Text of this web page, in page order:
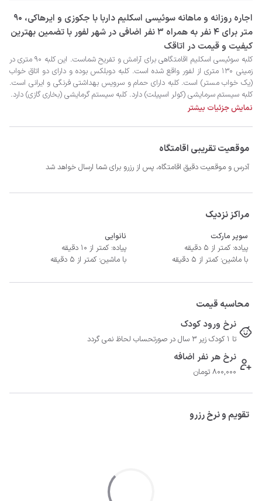
‫‫اجاره روزانه و ماهانه سوئیسی اسکلیم داربا با جکوزی و ایرهاکی، 90
متر برای 4 نفر به همراه 3 نفر اضافی در شهر لفور با تضمین بهترین
کیفیت و قیمت در اتاقک
- پارکینگ برای 1 خودرو در محوطه
نمایش جزئیات بیشتر
موقعیت تقریبی اقامتگاه
آدرس و موقعیت دقیق اقامتگاه، پس از رزرو برای شما ارسال خواهد شد
مراکز نزدیک
سوپر مارکت
پیاده: کمتر از 5 دقیقه
با ماشین: کمتر از 5 دقیقه
نانوایی
پیاده: کمتر از 10 دقیقه
با ماشین: کمتر از 5 دقیقه
محاسبه قیمت
نرخ ورود کودک
تا 1 کودک زیر 3 سال در صورتحساب لحاظ نمی گردد
نرخ هر نفر اضافه
800,000 تومان
تقویم و نرخ رزرو